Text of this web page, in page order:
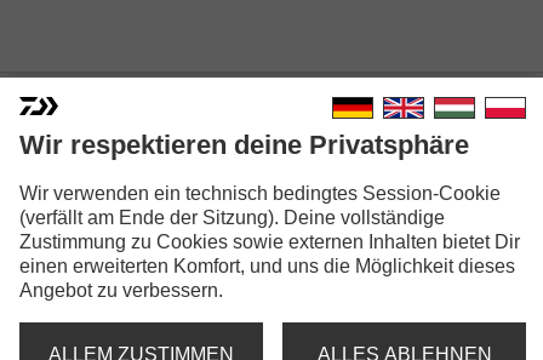
N'ZON ROD BAG
Modellausführungen: 2
N'Zon 2 Rod Bag
Wir respektieren deine Privatsphäre
Wir verwenden ein technisch bedingtes Session-Cookie
(verfällt am Ende der Sitzung). Deine vollständige
Zustimmung zu Cookies sowie externen Inhalten bietet Dir
einen erweiterten Komfort, und uns die Möglichkeit dieses
Angebot zu verbessern.
ALLEM ZUSTIMMEN ALLES ABLEHNEN